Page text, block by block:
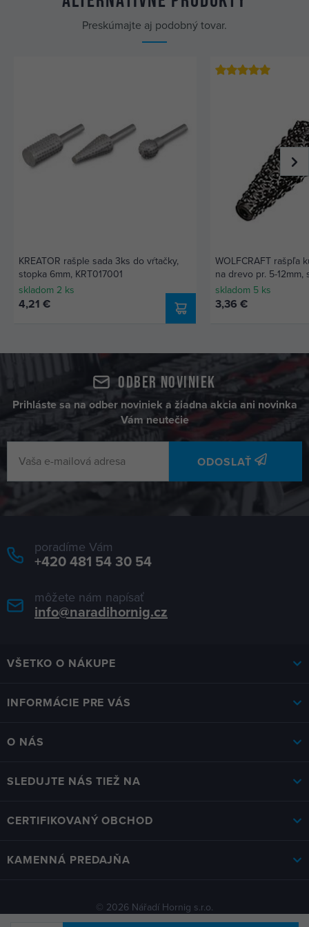
Preskúmajte aj podobný tovar.
KREATOR rašple sada 3ks do vŕtačky,
stopka 6mm, KRT017001
skladom 2 ks
4,21 €
WOLFCRAFT rašpľa
na drevo pr. 5-12mm,
080-2532000
skladom 5 ks
3,36 €
Odber noviniek
Prihláste sa na odber noviniek a žiadna akcia ani novinka
Vám neutečie
ODOSLAŤ
poradíme Vám
+420 481 54 30 54
môžete nám napísať
info@naradihornig.cz
VŠETKO O NÁKUPE
INFORMÁCIE PRE VÁS
O NÁS
SLEDUJTE NÁS TIEŽ NA
CERTIFIKOVANÝ OBCHOD
KAMENNÁ PREDAJŇA
© 2026 Nářadí Hornig s.r.o.